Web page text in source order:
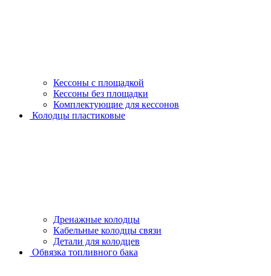
Кессоны с площадкой
Кессоны без площадки
Комплектующие для кессонов
Колодцы пластиковые
Дренажные колодцы
Кабельные колодцы связи
Детали для колодцев
Обвязка топливного бака